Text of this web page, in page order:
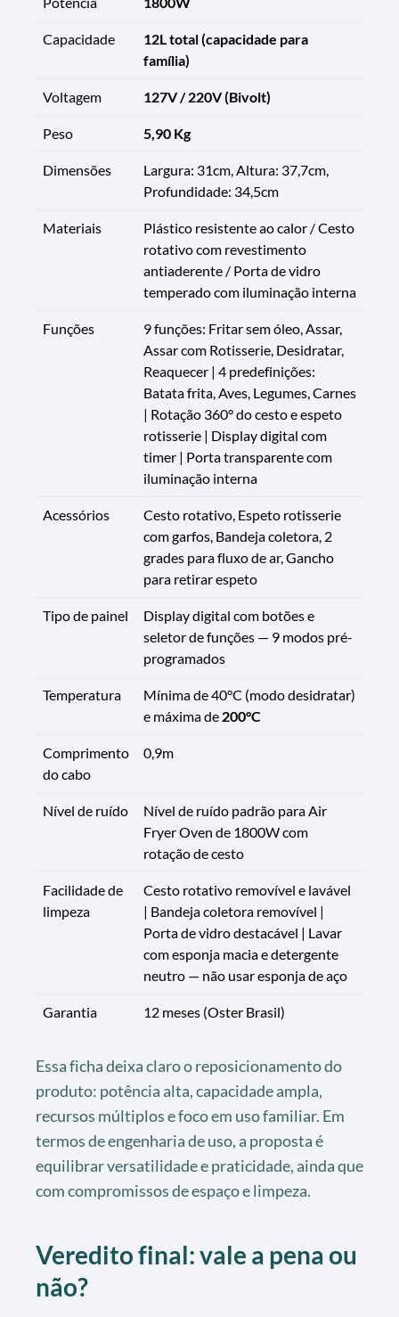
Capacidade
12L total (capacidade para
família)
Voltagem 127V / 220V (Bivolt)
Peso 5,90 Kg
Dimensões
Largura: 31cm, Altura: 37,7cm,
Profundidade: 34,5cm
Materiais
Plástico resistente ao calor / Cesto
rotativo com revestimento
antiaderente / Porta de vidro
temperado com iluminação interna
Funções
9 funções: Fritar sem óleo, Assar,
Assar com Rotisserie, Desidratar,
Reaquecer | 4 predefinições:
Batata frita, Aves, Legumes, Carnes
| Rotação 360° do cesto e espeto
rotisserie | Display digital com
timer | Porta transparente com
iluminação interna
Acessórios
Cesto rotativo, Espeto rotisserie
com garfos, Bandeja coletora, 2
grades para fluxo de ar, Gancho
para retirar espeto
Tipo de painel
Display digital com botões e
seletor de funções — 9 modos pré-
programados
Temperatura
Mínima de 40°C (modo desidratar)
e máxima de 200°C
Comprimento
do cabo
0,9m
Nível de ruído
Nível de ruído padrão para Air
Fryer Oven de 1800W com
rotação de cesto
Facilidade de
limpeza
Cesto rotativo removível e lavável
| Bandeja coletora removível |
Porta de vidro destacável | Lavar
com esponja macia e detergente
neutro — não usar esponja de aço
Garantia 12 meses (Oster Brasil)
Essa ficha deixa claro o reposicionamento do
produto: potência alta, capacidade ampla,
recursos múltiplos e foco em uso familiar. Em
termos de engenharia de uso, a proposta é
equilibrar versatilidade e praticidade, ainda que
com compromissos de espaço e limpeza.
Veredito final: vale a pena ou
não?